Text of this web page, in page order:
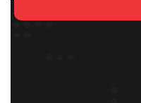
пустым.